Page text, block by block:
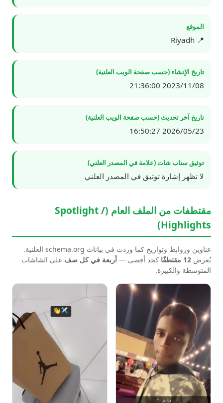
الموقع
📍 Riyadh
تاريخ الإنشاء (حسب صفحة الويب العلنية)
2023/11/08 21:36:00
تاريخ آخر تحديث (حسب صفحة الويب العلنية)
2026/05/23 16:50:27
توثيق سناب شات (علامة في المصدر العلني)
لا تظهر إشارة توثيق في المصدر العلني
مقتطفات من الملف العام (Spotlight /
Highlights)
عناوين وروابط وتواريخ كما وردت في بيانات schema.org العلنية.
يُعرض 12 مقتطفًا كحد أقصى — أربعة في كل صف على الشاشات
المتوسطة والكبيرة.